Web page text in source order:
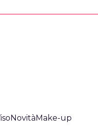
NovitàMake-up